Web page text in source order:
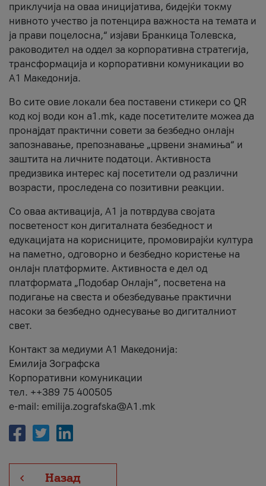
приклучија на оваа иницијатива, бидејќи токму
нивното учество ја потенцира важноста на темата и
ја прави поцелосна,“ изјави Бранкица Толевска,
раководител на оддел за корпоративна стратегија,
трансформација и корпоративни комуникации во
А1 Македонија.
Во сите овие локали беа поставени стикери со QR
код кој води кон a1.mk, каде посетителите можеа да
пронајдат практични совети за безбедно онлајн
запознавање, препознавање „црвени знамиња“ и
заштита на личните податоци. Активноста
предизвика интерес кај посетители од различни
возрасти, проследена со позитивни реакции.
Со оваа активација, А1 ја потврдува својата
посветеност кон дигиталната безбедност и
едукацијата на корисниците, промовирајќи култура
на паметно, одговорно и безбедно користење на
онлајн платформите. Активноста е дел од
платформата „Подобар Онлајн“, посветена на
подигање на свеста и обезбедување практични
насоки за безбедно однесување во дигиталниот
свет.
Контакт за медиуми А1 Македонија:
Емилија Зографска
Корпоративни комуникации
тел. ++389 75 400505
e-mail: emilija.zografska@A1.mk
Назад